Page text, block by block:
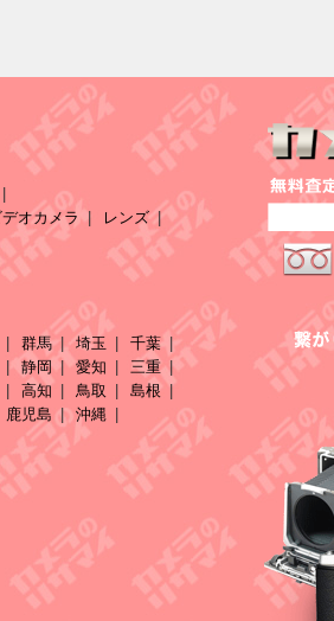
デオカメラ
レンズ
群馬 埼玉
千葉
静岡 愛知
三重
高知 鳥取
島根
鹿児島 沖縄